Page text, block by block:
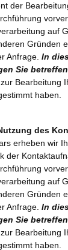
der
auf
Gründen
Anfrage. In
Sie
Bearbeitung
haben.
des
erheben wir
der
auf
Gründen
Anfrage. In
Sie
Bearbeitung
haben.